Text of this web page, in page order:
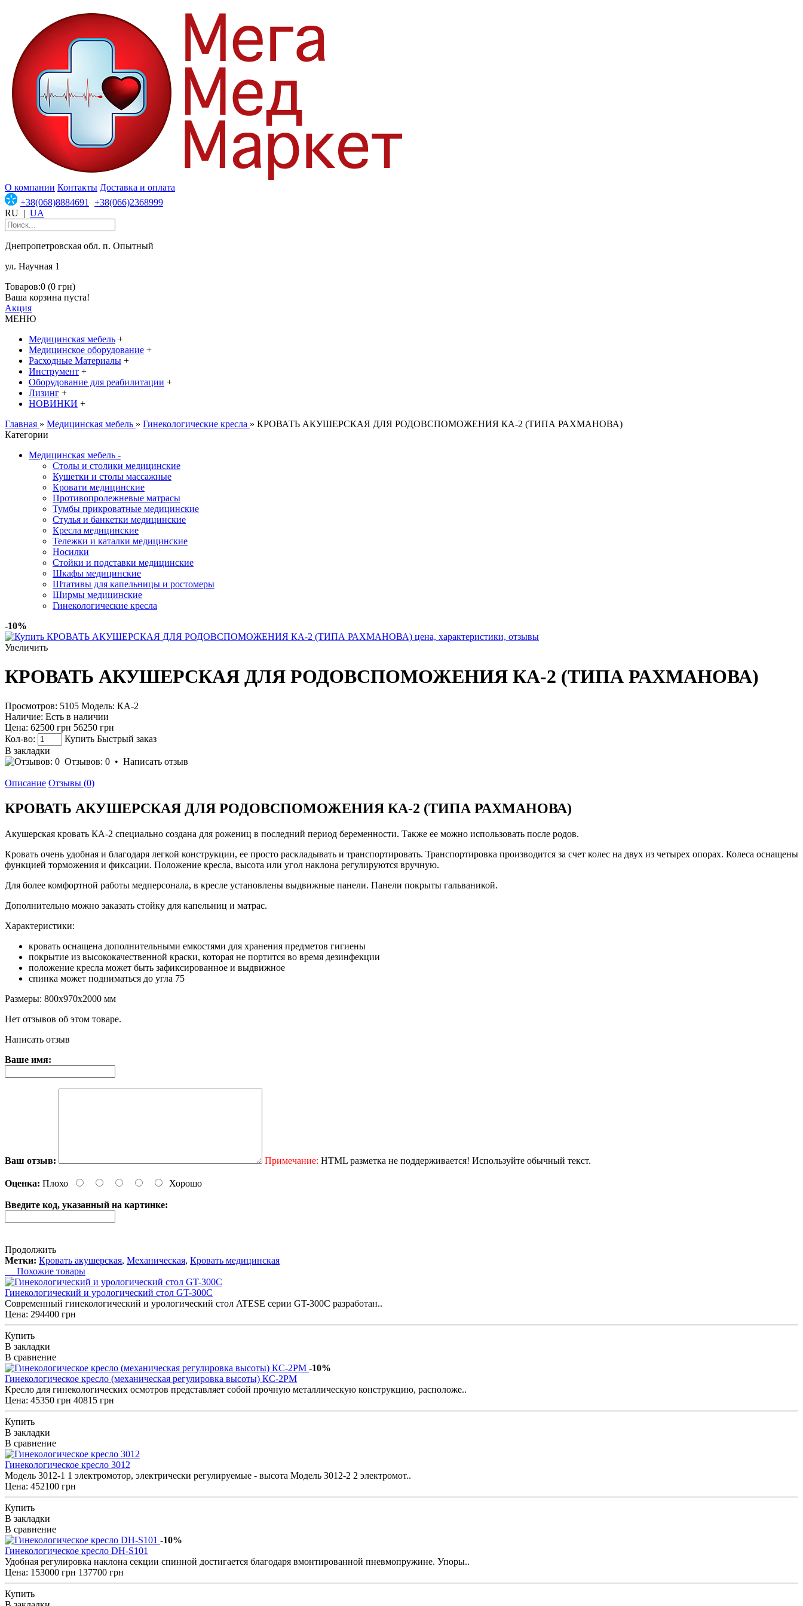
О компании Контакты Доставка и оплата
+38(068)8884691
+38(066)2368999
RU | UA
Днепропетровская обл. п. Опытный
ул. Научная 1
Товаров:0 (0 грн)
Ваша корзина пуста!
Акция
МЕНЮ
Медицинская мебель +
Медицинское оборудование +
Расходные Материалы +
Инструмент +
Оборудование для реабилитации +
Лизинг +
НОВИНКИ +
Главная » Медицинская мебель » Гинекологические кресла » КРОВАТЬ АКУШЕРСКАЯ ДЛЯ РОДОВСПОМОЖЕНИЯ КА-2 (ТИПА РАХМАНОВА)
Категории
Медицинская мебель -
Столы и столики медицинские
Кушетки и столы массажные
Кровати медицинские
Противопролежневые матрасы
Тумбы прикроватные медицинские
Стулья и банкетки медицинские
Кресла медицинские
Тележки и каталки медицинские
Носилки
Стойки и подставки медицинские
Шкафы медицинские
Штативы для капельницы и ростомеры
Ширмы медицинские
Гинекологические кресла
-10%
Увеличить
КРОВАТЬ АКУШЕРСКАЯ ДЛЯ РОДОВСПОМОЖЕНИЯ КА-2 (ТИПА РАХМАНОВА)
Просмотров: 5105 Модель: КА-2
Наличие: Есть в наличии
Цена: 62500 грн 56250 грн
Кол-во:
Купить Быстрый заказ
В закладки
Отзывов: 0 • Написать отзыв
Описание Отзывы (0)
КРОВАТЬ АКУШЕРСКАЯ ДЛЯ РОДОВСПОМОЖЕНИЯ КА-2 (ТИПА РАХМАНОВА)
Акушерская кровать КА-2 специально создана для рожениц в последний период беременности. Также ее можно использовать после родов.
Кровать очень удобная и благодаря легкой конструкции, ее просто раскладывать и транспортировать. Транспортировка производится за счет колес на двух из четырех опорах. Колеса оснащены
функцией торможения и фиксации. Положение кресла, высота или угол наклона регулируются вручную.
Для более комфортной работы медперсонала, в кресле установлены выдвижные панели. Панели покрыты гальваникой.
Дополнительно можно заказать стойку для капельниц и матрас.
Характеристики:
кровать оснащена дополнительными емкостями для хранения предметов гигиены
покрытие из высококачественной краски, которая не портится во время дезинфекции
положение кресла может быть зафиксированное и выдвижное
спинка может подниматься до угла 75
Размеры: 800х970х2000 мм
Нет отзывов об этом товаре.
Написать отзыв
Ваше имя:
Ваш отзыв: Примечание: HTML разметка не поддерживается! Используйте обычный текст.
Оценка: Плохо Хорошо
Введите код, указанный на картинке:
Продолжить
Метки: Кровать акушерская, Механическая, Кровать медицинская
Похожие товары
Гинекологический и урологический стол GT-300C
Современный гинекологический и урологический стол ATESE серии GT-300C разработан..
Цена: 294400 грн
Купить
В закладки
В сравнение
-10%
Гинекологическое кресло (механическая регулировка высоты) КС-2РМ
Кресло для гинекологических осмотров представляет собой прочную металлическую конструкцию, расположе..
Цена: 45350 грн 40815 грн
Купить
В закладки
В сравнение
Гинекологическое кресло 3012
Модель 3012-1 1 электромотор, электрически регулируемые - высота Модель 3012-2 2 электромот..
Цена: 452100 грн
Купить
В закладки
В сравнение
-10%
Гинекологическое кресло DH-S101
Удобная регулировка наклона секции спинной достигается благодаря вмонтированной пневмопружине. Упоры..
Цена: 153000 грн 137700 грн
Купить